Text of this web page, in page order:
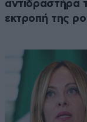
αντιδραστήρα
εκτροπή της